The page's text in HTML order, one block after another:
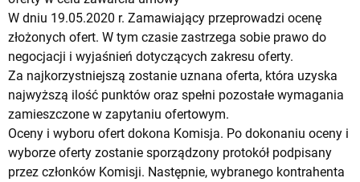
W dniu 19.05.2020 r. Zamawiający przeprowadzi ocenę
złożonych ofert. W tym czasie zastrzega sobie prawo do
negocjacji i wyjaśnień dotyczących zakresu oferty.
Za najkorzystniejszą zostanie uznana oferta, która uzyska
najwyższą ilość punktów oraz spełni pozostałe wymagania
zamieszczone w zapytaniu ofertowym.
Oceny i wyboru ofert dokona Komisja. Po dokonaniu oceny i
wyborze oferty zostanie sporządzony protokół podpisany
przez członków Komisji. Następnie, wybranego kontrahenta